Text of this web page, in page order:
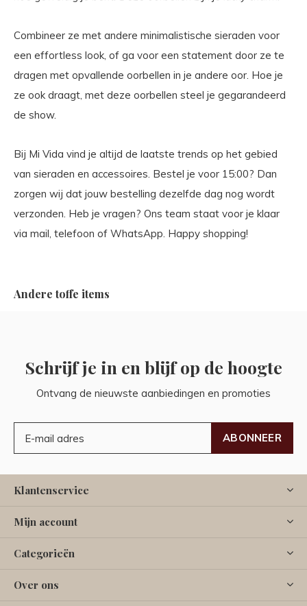
Combineer ze met andere minimalistische sieraden voor
een effortless look, of ga voor een statement door ze te
dragen met opvallende oorbellen in je andere oor. Hoe je
ze ook draagt, met deze oorbellen steel je gegarandeerd
de show.
Bij Mi Vida vind je altijd de laatste trends op het gebied
van sieraden en accessoires. Bestel je voor 15:00? Dan
zorgen wij dat jouw bestelling dezelfde dag nog wordt
verzonden. Heb je vragen? Ons team staat voor je klaar
via mail, telefoon of WhatsApp. Happy shopping!
Andere toffe items
Schrijf je in en blijf op de hoogte
Ontvang de nieuwste aanbiedingen en promoties
ABONNEER
Klantenservice
Mijn account
Categorieën
Over ons